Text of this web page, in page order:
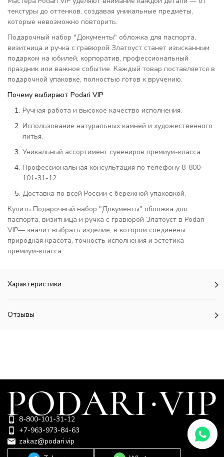
текстуры до оттенков, создавая уникальные предметы,
которые невозможно повторить.
Подарочный набор "Документы" обложка для паспорта,
визитница и ручка с гравюрой Златоуст станет изысканным
подарком на юбилей, корпоратив, профессиональный
праздник или важное событие. Каждый товар поставляется в
подарочной упаковке, полностью готов к вручению.
Почему выбирают Podari VIP
Ручная работа и высокое качество исполнения.
Использование натуральных камней и художественного
литья.
Уникальный ассортимент сувениров премиум-класса.
Профессиональная консультация по телефону 8-800-
101-31-12.
Доставка по всей России с бережной упаковкой.
Купить Подарочный набор "Документы" обложка для
паспорта, визитница и ручка с гравюрой Златоуст в Podari
VIP— значит выбрать изделие, в котором соединены
природная красота, точность исполнения и эстетика
премиум-класса.
Характеристики
Отзывы
8-800-101-31-12
+7-963-973-84-63
zakaz@podari.vip